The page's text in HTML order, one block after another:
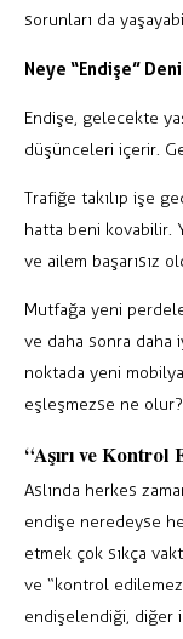
sorunları da
Neye “Endişe”
Endişe, gelecekte
düşünceleri içerir.
Trafiğe takılıp işe
hatta beni kovabilir.
ve ailem başarısız
Mutfağa yeni
ve daha sonra daha
noktada yeni
eşleşmezse ne olur?
“Aşırı ve
Aslında herkes
endişe neredeyse
etmek çok sıkça
ve “kontrol
endişelendiği, diğer